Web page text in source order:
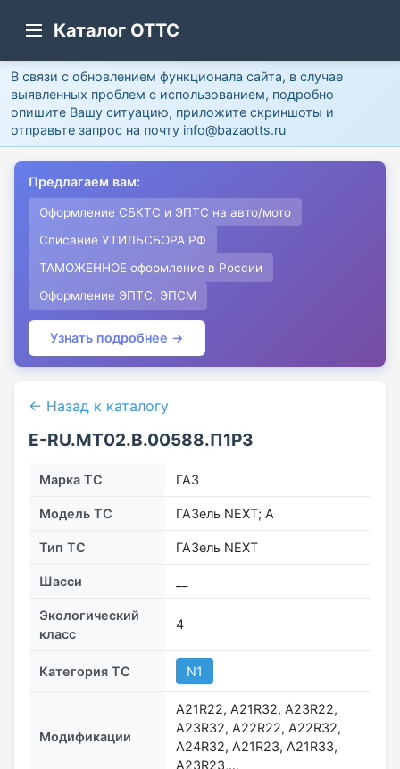
Каталог ОТТС
В связи с обновлением функционала сайта, в случае
выявленных проблем с использованием, подробно
опишите Вашу ситуацию, приложите скриншоты и
отправьте запрос на почту info@bazaotts.ru
Предлагаем вам:
Оформление СБКТС и ЭПТС на авто/мото
Списание УТИЛЬСБОРА РФ
ТАМОЖЕННОЕ оформление в России
Оформление ЭПТС, ЭПСМ
Узнать подробнее →
← Назад к каталогу
E-RU.МТ02.B.00588.П1Р3
Марка ТС ГАЗ
Модель ТС ГАЗель NEXT; А
Тип ТС ГАЗель NEXT
Шасси
Экологический
класс
4
Категория ТС N1
Модификации
А21R22, A21R32, А23R22,
A23R32, А22R22, A22R32,
А24R32, A21R23, A21R33,
A23R23,…